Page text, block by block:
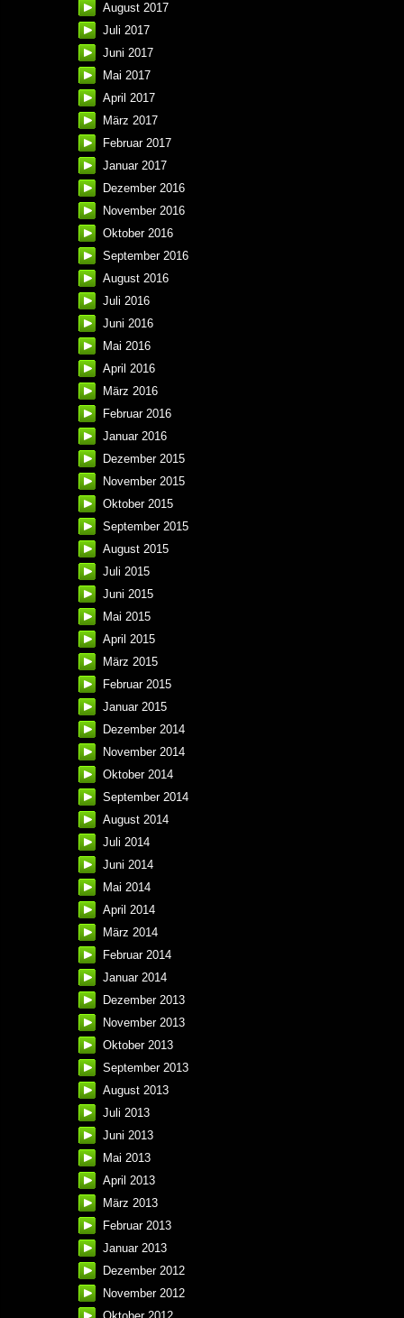
August 2017
Juli 2017
Juni 2017
Mai 2017
April 2017
März 2017
Februar 2017
Januar 2017
Dezember 2016
November 2016
Oktober 2016
September 2016
August 2016
Juli 2016
Juni 2016
Mai 2016
April 2016
März 2016
Februar 2016
Januar 2016
Dezember 2015
November 2015
Oktober 2015
September 2015
August 2015
Juli 2015
Juni 2015
Mai 2015
April 2015
März 2015
Februar 2015
Januar 2015
Dezember 2014
November 2014
Oktober 2014
September 2014
August 2014
Juli 2014
Juni 2014
Mai 2014
April 2014
März 2014
Februar 2014
Januar 2014
Dezember 2013
November 2013
Oktober 2013
September 2013
August 2013
Juli 2013
Juni 2013
Mai 2013
April 2013
März 2013
Februar 2013
Januar 2013
Dezember 2012
November 2012